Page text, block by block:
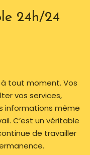
24h/24
tout moment. Vos
vos services,
informations même
C’est un véritable
de travailler